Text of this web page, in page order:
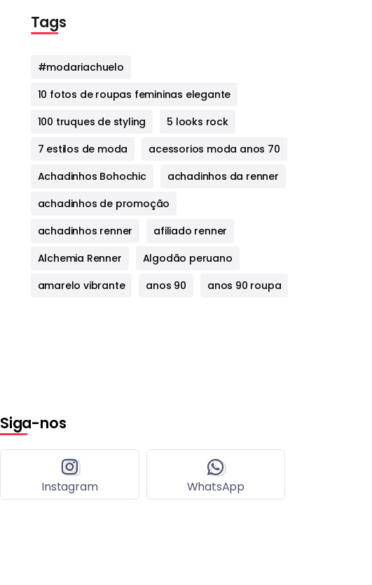
Tags
#modariachuelo
10 fotos de roupas femininas elegante
100 truques de styling
5 looks rock
7 estilos de moda
acessorios moda anos 70
Achadinhos Bohochic
achadinhos da renner
achadinhos de promoção
achadinhos renner
afiliado renner
Alchemia Renner
Algodão peruano
amarelo vibrante
anos 90 anos 90 roupa
Siga-nos
Instagram WhatsApp